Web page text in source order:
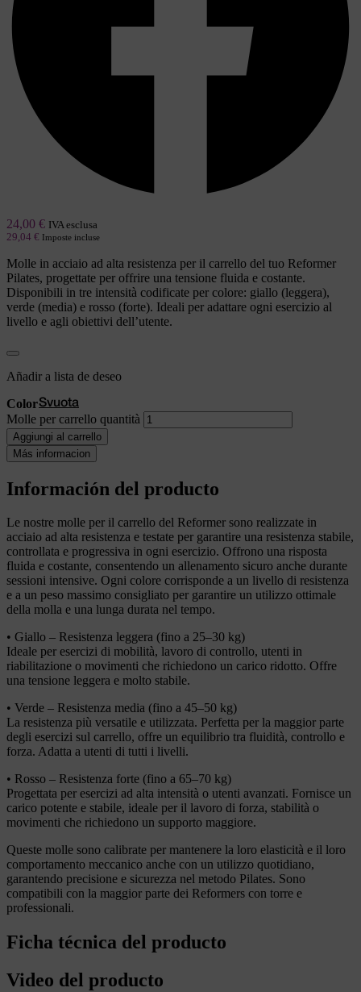
24,00 € IVA esclusa
29,04 € Imposte incluse
Molle in acciaio ad alta resistenza per il carrello del tuo Reformer
Pilates, progettate per offrire una tensione fluida e costante.
Disponibili in tre intensità codificate per colore: giallo (leggera),
verde (media) e rosso (forte). Ideali per adattare ogni esercizio al
livello e agli obiettivi dell’utente.
Añadir a lista de deseo
ColorSvuota
Molle per carrello quantità
Aggiungi al carrello
Más informacion
Información del producto
Le nostre molle per il carrello del Reformer sono realizzate in
acciaio ad alta resistenza e testate per garantire una resistenza stabile,
controllata e progressiva in ogni esercizio. Offrono una risposta
fluida e costante, consentendo un allenamento sicuro anche durante
sessioni intensive. Ogni colore corrisponde a un livello di resistenza
e a un peso massimo consigliato per garantire un utilizzo ottimale
della molla e una lunga durata nel tempo.
• Giallo – Resistenza leggera (fino a 25–30 kg)
Ideale per esercizi di mobilità, lavoro di controllo, utenti in
riabilitazione o movimenti che richiedono un carico ridotto. Offre
una tensione leggera e molto stabile.
• Verde – Resistenza media (fino a 45–50 kg)
La resistenza più versatile e utilizzata. Perfetta per la maggior parte
degli esercizi sul carrello, offre un equilibrio tra fluidità, controllo e
forza. Adatta a utenti di tutti i livelli.
• Rosso – Resistenza forte (fino a 65–70 kg)
Progettata per esercizi ad alta intensità o utenti avanzati. Fornisce un
carico potente e stabile, ideale per il lavoro di forza, stabilità o
movimenti che richiedono un supporto maggiore.
Queste molle sono calibrate per mantenere la loro elasticità e il loro
comportamento meccanico anche con un utilizzo quotidiano,
garantendo precisione e sicurezza nel metodo Pilates. Sono
compatibili con la maggior parte dei Reformers con torre e
professionali.
Ficha técnica del producto
Video del producto